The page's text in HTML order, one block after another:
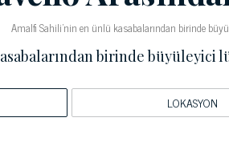
Amalfi Sahili'nin en ünlü kasabalarından birinde
birinde büyüleyici
LOKASYON